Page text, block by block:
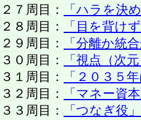
２７周目：
「ハラを決
２８周目：
「目を背け
２９周目：
「分離か統
３０周目：
「視点（次
３１周目：
「２０３５
３２周目：
「マネー資
３３周目：
「つなぎ役」